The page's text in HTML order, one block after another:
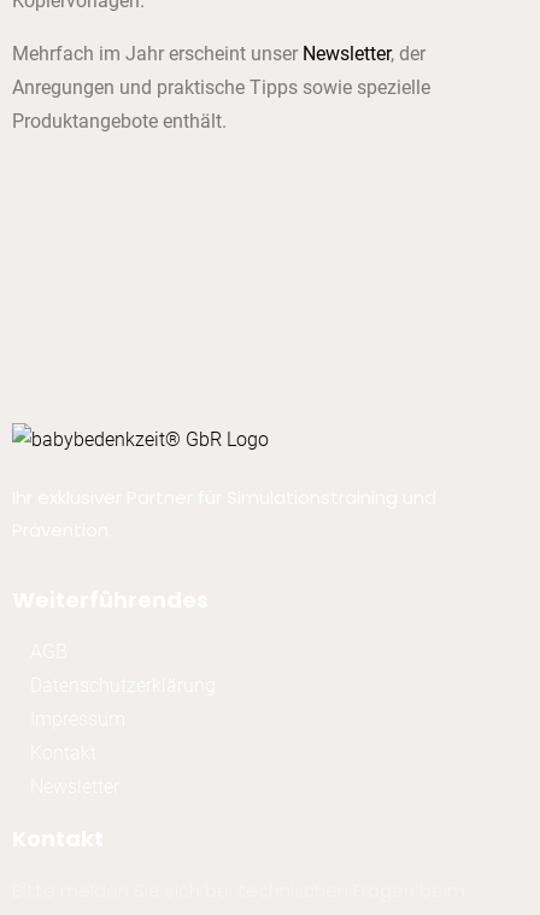
Mehrfach im Jahr erscheint unser Newsletter, der
Anregungen und praktische Tipps sowie spezielle
Produktangebote enthält.